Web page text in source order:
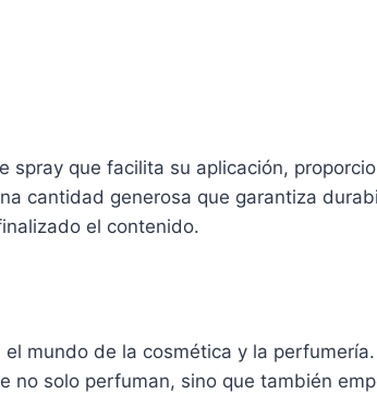
spray que facilita su aplicación,
cantidad generosa que garantiza
el contenido.
mundo de la cosmética y la
no solo perfuman, sino que también